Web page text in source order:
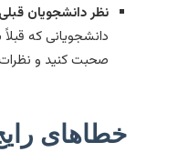
نظر دانشجویان
دانشجویانی که قبلاً
صحبت کنید و نظرات
خطاهای